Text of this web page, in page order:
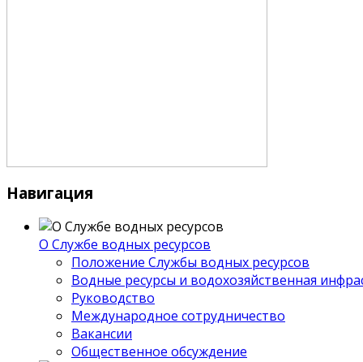
Навигация
О Службе водных ресурсов
Положение Службы водных ресурсов
Водные ресурсы и водохозяйственная
Руководство
Международное сотрудничество
Вакансии
Общественное обсуждение